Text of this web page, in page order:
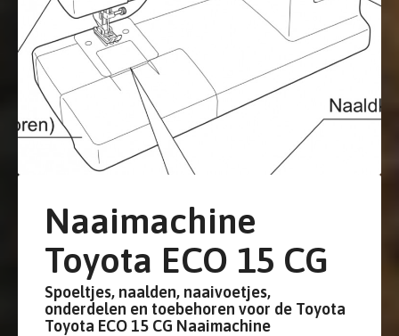
Naaimachine
Toyota ECO 15 CG
Spoeltjes, naalden, naaivoetjes,
onderdelen en toebehoren voor de Toyota
Toyota ECO 15 CG Naaimachine